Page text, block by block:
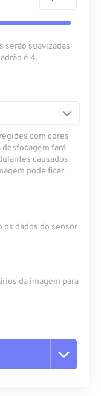
serão suavizadas
é 4.
com cores
desfocagem fará
causados
pode ficar
os dados do sensor
da imagem para